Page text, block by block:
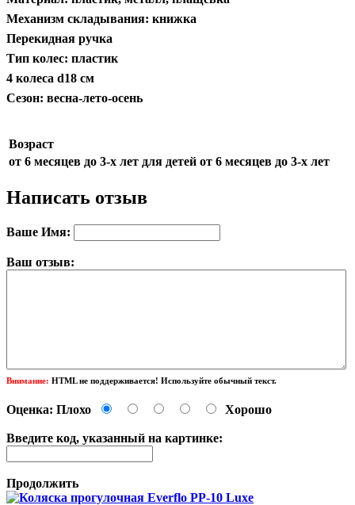
Механизм складывания: книжка
Перекидная ручка
Тип колес: пластик
4 колеса d18 см
Сезон: весна-лето-осень
Возраст
от 6 месяцев до 3-х лет для детей от 6 месяцев до 3-х лет
Написать отзыв
Ваше Имя:
Ваш отзыв:
Внимание: HTML не поддерживается! Используйте обычный текст.
Оценка: Плохо Хорошо
Введите код, указанный на картинке:
Продолжить